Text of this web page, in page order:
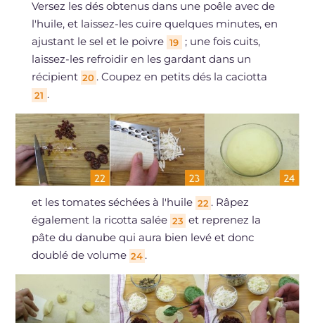
Versez les dés obtenus dans une poêle avec de
l'huile, et laissez-les cuire quelques minutes, en
ajustant le sel et le poivre 19
; une fois cuits,
laissez-les refroidir en les gardant dans un
récipient 20 . Coupez en petits dés la caciotta
21 .
et les tomates séchées à l'huile 22 . Râpez
également la ricotta salée 23 et reprenez la
pâte du danube qui aura bien levé et donc
doublé de volume 24 .